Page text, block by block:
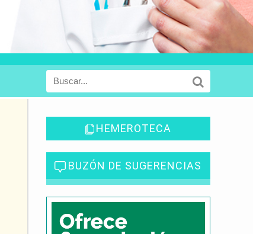
HEMEROTECA
BUZÓN DE SUGERENCIAS